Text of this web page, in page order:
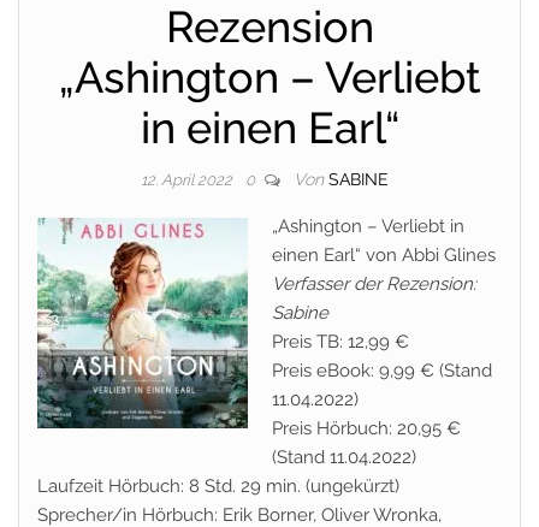
Rezension
„Ashington – Verliebt
in einen Earl“
12. April 2022 0 Von SABINE
„Ashington – Verliebt in
einen Earl“ von Abbi Glines
Verfasser der Rezension:
Sabine
Preis TB: 12,99 €
Preis eBook: 9,99 € (Stand
11.04.2022)
Preis Hörbuch: 20,95 €
(Stand 11.04.2022)
Laufzeit Hörbuch: 8 Std. 29 min. (ungekürzt)
Sprecher/in Hörbuch: Erik Borner, Oliver Wronka,